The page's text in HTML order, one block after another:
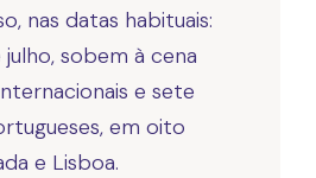
nas datas habituais:
sobem à cena
e sete
em oito
e Lisboa.